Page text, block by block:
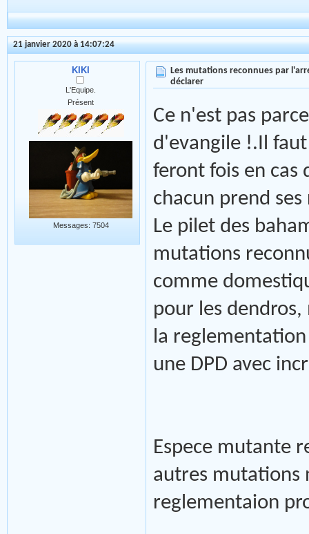
21 janvier 2020 à 14:07:24
KIKI
L'Equipe.
Présent
Messages: 7504
Les mutations reconnues par
déclarer
Ce n'est pas
d'evangile !.Il
feront fois en cas
chacun prend
Le pilet des
mutations
comme
pour les
la
une DPD avec
Espece mutante
autres mutations
reglementaion